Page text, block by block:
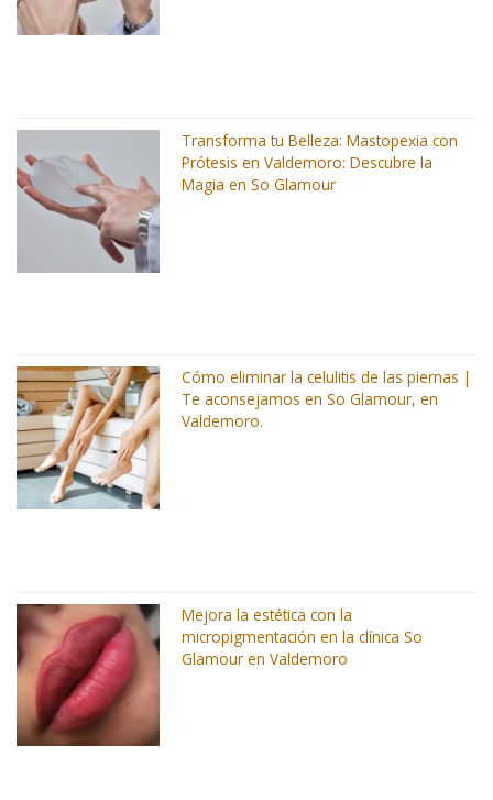
Transforma tu Belleza: Mastopexia con
Prótesis en Valdemoro: Descubre la
Magia en So Glamour
Cómo eliminar la celulitis de las piernas |
Te aconsejamos en So Glamour, en
Valdemoro.
Mejora la estética con la
micropigmentación en la clínica So
Glamour en Valdemoro